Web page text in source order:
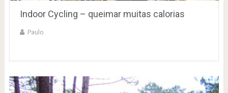
Indoor Cycling – queimar muitas calorias
Paulo